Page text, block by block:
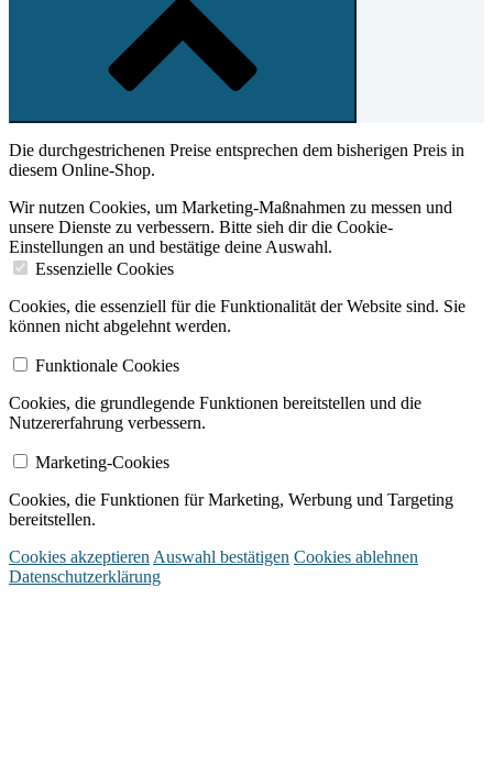
Die durchgestrichenen Preise entsprechen dem bisherigen Preis in
diesem Online-Shop.
Wir nutzen Cookies, um Marketing-Maßnahmen zu messen und
unsere Dienste zu verbessern. Bitte sieh dir die Cookie-
Einstellungen an und bestätige deine Auswahl.
Essenzielle Cookies
Cookies, die essenziell für die Funktionalität der Website sind. Sie
können nicht abgelehnt werden.
Funktionale Cookies
Cookies, die grundlegende Funktionen bereitstellen und die
Nutzererfahrung verbessern.
Marketing-Cookies
Cookies, die Funktionen für Marketing, Werbung und Targeting
bereitstellen.
Cookies akzeptieren Auswahl bestätigen Cookies ablehnen
Datenschutzerklärung